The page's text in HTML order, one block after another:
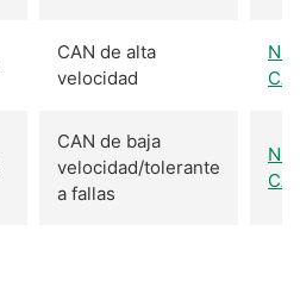
CAN de alta
velocidad
NI-
CAN de baja
velocidad/tolerante
a fallas
NI-